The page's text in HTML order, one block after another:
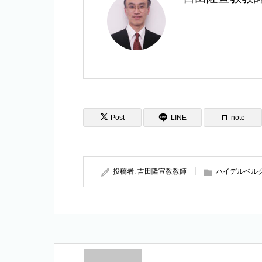
Post LINE note
投稿者: 吉田隆宣教教師 ハイデルベル